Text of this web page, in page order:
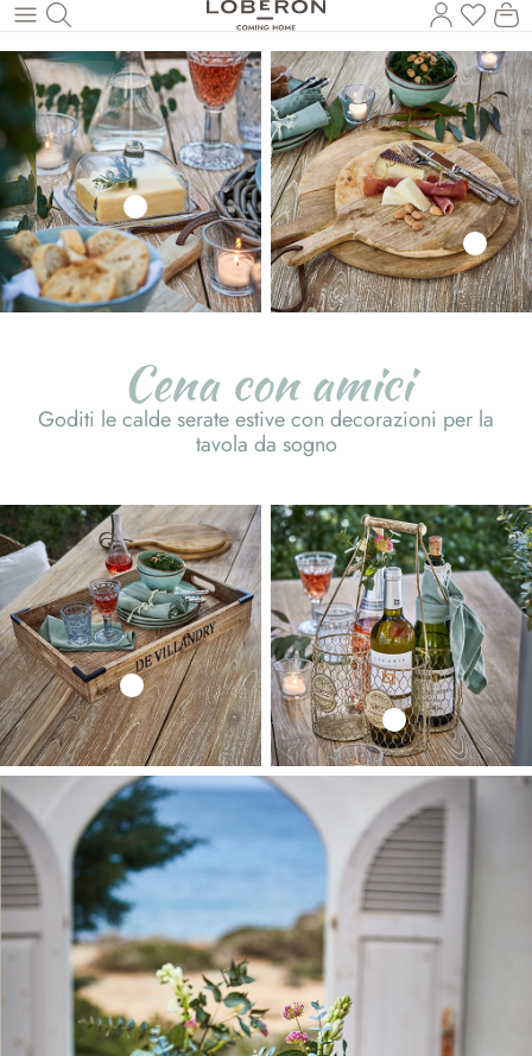
Torna al contenuto principale
Hai 0Il
Cena con amici
Goditi le calde serate estive con decorazioni per la
tavola da sogno